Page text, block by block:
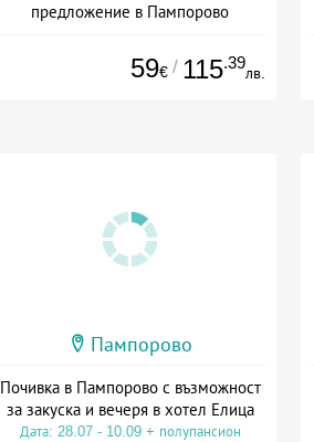
предложение в Пампорово
59€ / 115.39
лв.
Пампорово
Почивка в Пампорово с възможност
за закуска и вечеря в хотел Елица
Дата: 28.07 - 10.09 + полупансион